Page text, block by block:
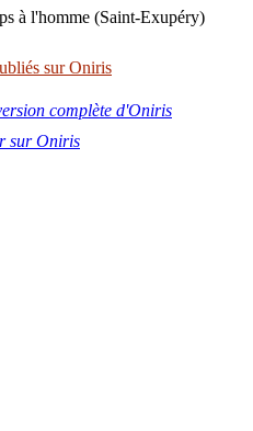
à l'homme (Saint-Exupéry)
sur Oniris
complète d'Oniris
sur Oniris